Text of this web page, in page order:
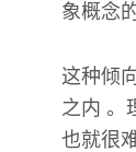
象概念
这种倾
之内 。
也就很